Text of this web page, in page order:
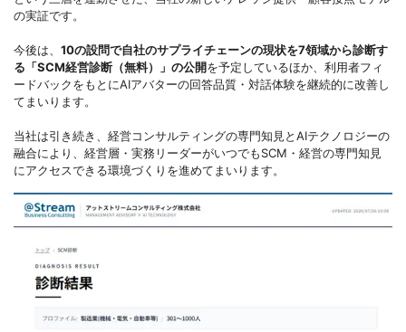
の実証です。
今後は、 10の設問で自社のサプライチェーンの現状を7領域から診断す
る「SCM経営診断（無料）」の公開を予定しているほか、利用者フィ
ードバックをもとにAIアバターの回答品質・対話体験を継続的に改善し
てまいります。
当社は引き続き、経営コンサルティングの専門知見とAIテクノロジーの
融合により、経営層・実務リーダーがいつでもSCM・経営の専門知見
にアクセスできる環境づくりを進めてまいります。